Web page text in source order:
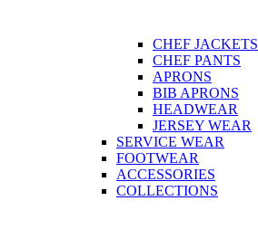
CHEF JACKETS
CHEF PANTS
APRONS
BIB APRONS
HEADWEAR
JERSEY WEAR
SERVICE WEAR
FOOTWEAR
ACCESSORIES
COLLECTIONS